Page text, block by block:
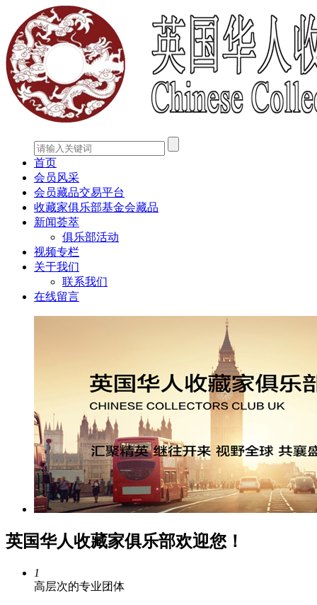
首页
会员风采
会员藏品交易平台
收藏家俱乐部基金会藏品
新闻荟萃
俱乐部活动
视频专栏
关于我们
联系我们
在线留言
英国华人收藏家俱乐部欢迎您！
1
高层次的专业团体